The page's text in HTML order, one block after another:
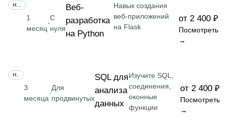
1
месяц
·
С
нуля
Веб-
разработка
на Python
Навык создания
веб-приложений
на Flask
от 2 400 ₽
Посмотреть
→
3
месяца
·
Для
продвинутых
SQL для
анализа
данных
Изучите SQL,
соединения,
оконные
функции
от 2 400 ₽
Посмотреть
→